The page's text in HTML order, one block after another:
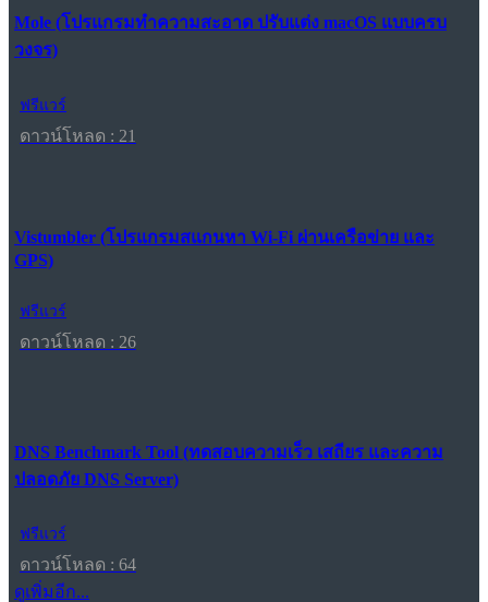
Mole (โปรแกรมทำความสะอาด ปรับแต่ง macOS แบบครบ
วงจร)
ฟรีแวร์
ดาวน์โหลด : 21
Vistumbler (โปรแกรมสแกนหา Wi-Fi ผ่านเครือข่าย และ
GPS)
ฟรีแวร์
ดาวน์โหลด : 26
DNS Benchmark Tool (ทดสอบความเร็ว เสถียร และความ
ปลอดภัย DNS Server)
ฟรีแวร์
ดาวน์โหลด : 64
ดูเพิ่มอีก...